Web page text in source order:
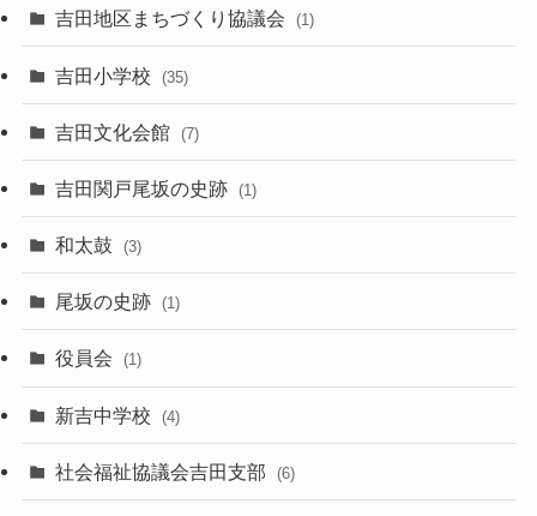
吉田地区まちづくり協議会 (1)
吉田小学校 (35)
吉田文化会館 (7)
吉田関戸尾坂の史跡 (1)
和太鼓 (3)
尾坂の史跡 (1)
役員会 (1)
新吉中学校 (4)
社会福祉協議会吉田支部 (6)